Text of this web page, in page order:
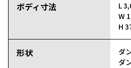
ボディ寸法
L
W
H
形状
ダ
ダ